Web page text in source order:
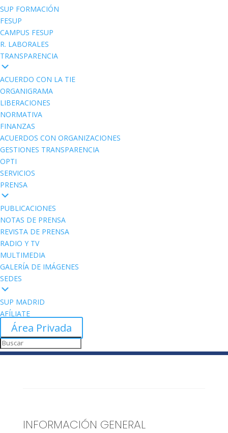
SUP FORMACIÓN
FESUP
CAMPUS FESUP
R. LABORALES
TRANSPARENCIA
ACUERDO CON LA TIE
ORGANIGRAMA
LIBERACIONES
NORMATIVA
FINANZAS
ACUERDOS CON ORGANIZACIONES
GESTIONES TRANSPARENCIA
OPTI
SERVICIOS
PRENSA
PUBLICACIONES
NOTAS DE PRENSA
REVISTA DE PRENSA
RADIO Y TV
MULTIMEDIA
GALERÍA DE IMÁGENES
SEDES
SUP MADRID
AFÍLIATE
Área Privada
INFORMACIÓN GENERAL